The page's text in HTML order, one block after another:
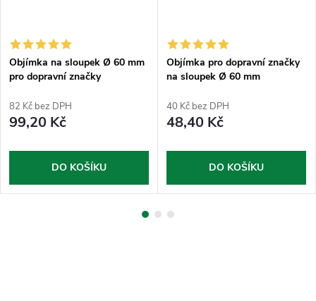
Objímka na sloupek Ø 60 mm
pro dopravní značky
82 Kč bez DPH
99,20 Kč
DO KOŠÍKU
Objímka pro dopravní značky
na sloupek Ø 60 mm
40 Kč bez DPH
48,40 Kč
DO KOŠÍKU